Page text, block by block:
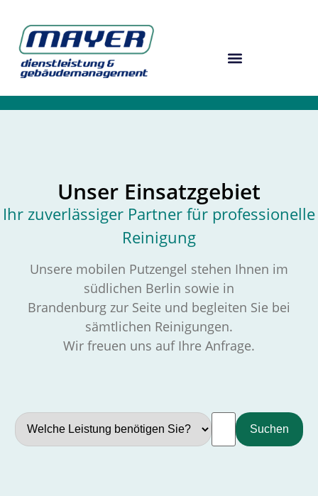
Unser Einsatzgebiet
Ihr zuverlässiger Partner für professionelle
Reinigung
Unsere mobilen Putzengel stehen Ihnen im
südlichen Berlin sowie in
Brandenburg zur Seite und begleiten Sie bei
sämtlichen Reinigungen.
Wir freuen uns auf Ihre Anfrage.
Suchen